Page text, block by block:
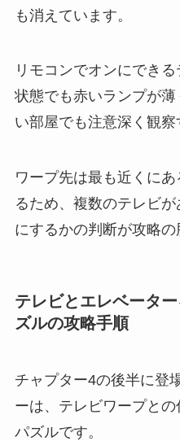
も消えています。
リモコンでオンにでき
状態でも赤いランプが
い部屋でも注意深く観察
ワープ先は最も近くに
るため、複数のテレビ
にするかの判断が攻略の
テレビとエレベータ
ズルの攻略手順
チャプター4の後半に登
ーは、テレビワープと
パズルです。